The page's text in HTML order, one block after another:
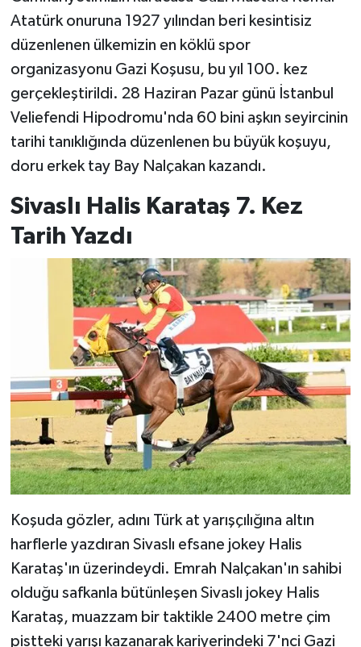
Atatürk onuruna 1927 yılından beri kesintisiz
düzenlenen ülkemizin en köklü spor
organizasyonu Gazi Koşusu, bu yıl 100. kez
gerçekleştirildi. 28 Haziran Pazar günü İstanbul
Veliefendi Hipodromu'nda 60 bini aşkın seyircinin
tarihi tanıklığında düzenlenen bu büyük koşuyu,
doru erkek tay Bay Nalçakan kazandı.
Sivaslı Halis Karataş 7. Kez
Tarih Yazdı
Koşuda gözler, adını Türk at yarışçılığına altın
harflerle yazdıran Sivaslı efsane jokey Halis
Karataş'ın üzerindeydi. Emrah Nalçakan'ın sahibi
olduğu safkanla bütünleşen Sivaslı jokey Halis
Karataş, muazzam bir taktikle 2400 metre çim
pistteki yarışı kazanarak kariyerindeki 7'nci Gazi